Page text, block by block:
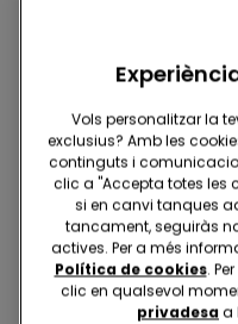
2ª unitat al -50%
Vols personalitzar la
exclusius? Amb les
continguts i
clic a "Accepta totes les
si en canvi tanques
tancament, seguiràs
actives. Per a més
Política de cookies.
clic en qualsevol
privadesa a